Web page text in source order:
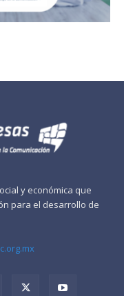
y económica que
para el desarrollo de